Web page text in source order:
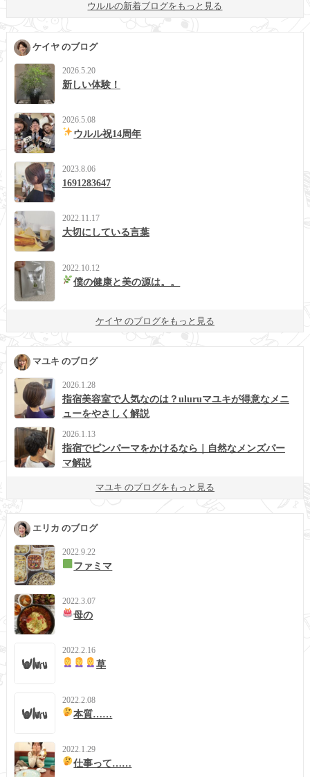
ウルルの新着ブログをもっと見る
ケイヤ のブログ
2026.5.20
新しい体験！
2026.5.08
ウルル祝14周年
2023.8.06
1691283647
2022.11.17
大切にしている言葉
2022.10.12
僕の健康と美の源は。。
ケイヤ のブログをもっと見る
マユキ のブログ
2026.1.28
指宿美容室で人気なのは？uluruマユキが得意なメニ
ューをやさしく解説
2026.1.13
指宿でピンパーマをかけるなら｜自然なメンズパー
マ解説
マユキ のブログをもっと見る
エリカ のブログ
2022.9.22
ファミマ
2022.3.07
母の
2022.2.16
草
2022.2.08
本質……
2022.1.29
仕事って……